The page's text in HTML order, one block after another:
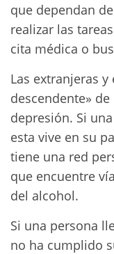
que dependan
realizar las
cita médica o
Las extranjeras
descendente»
depresión. Si
esta vive en su
tiene una red
que encuentre
del alcohol.
Si una persona
no ha cumplido